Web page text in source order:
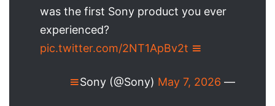
was the first Sony product you ever
experienced?
pic.twitter.com/2NT1ApBv2t
— Sony (@Sony)
May 7, 2026